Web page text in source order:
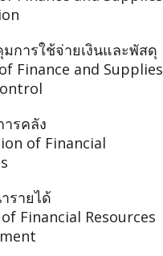
การใช้จ่ายเงินและพัสดุ
Finance and Supplies
รคลัง
of Financial
รายได้
Financial Resources